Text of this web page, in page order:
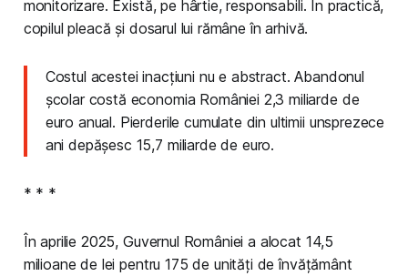
monitorizare. Există, pe hârtie, responsabili. În practică,
copilul pleacă și dosarul lui rămâne în arhivă.
Costul acestei inacțiuni nu e abstract. Abandonul
școlar costă economia României 2,3 miliarde de
euro anual. Pierderile cumulate din ultimii unsprezece
ani depășesc 15,7 miliarde de euro.
* * *
În aprilie 2025, Guvernul României a alocat 14,5
milioane de lei pentru 175 de unități de învățământ